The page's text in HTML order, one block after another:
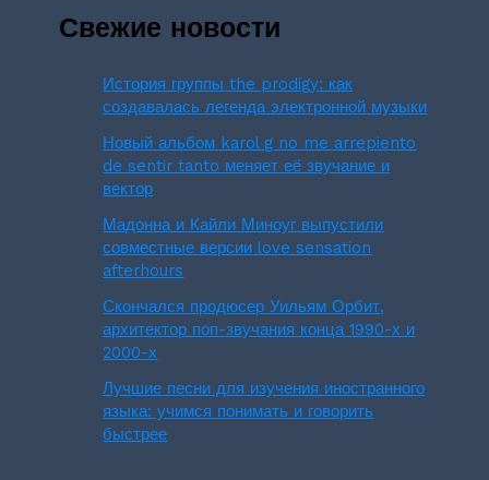
Свежие новости
История группы the prodigy: как
создавалась легенда электронной музыки
Новый альбом karol g no me arrepiento
de sentir tanto меняет её звучание и
вектор
Мадонна и Кайли Миноуг выпустили
совместные версии love sensation
afterhours
Скончался продюсер Уильям Орбит,
архитектор поп-звучания конца 1990-х и
2000-х
Лучшие песни для изучения иностранного
языка: учимся понимать и говорить
быстрее